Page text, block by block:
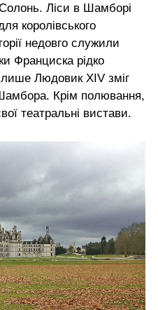
Ліси в Шамборі
королівського
недовго служили
Франциска рідко
лише Людовик XIV зміг
Шамбора. Крім полювання,
театральні вистави.